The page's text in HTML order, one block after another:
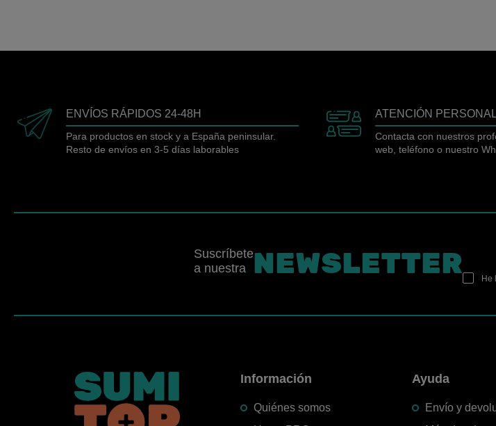
ENVÍOS RÁPIDOS 24-48H
Para productos en stock y a España peninsular.
Resto de envíos en 3-5 días laborables
ATENCIÓN
Contacta con nuestros
web, teléfono o nuestro
Suscríbete
a nuestra NEWSLETTER He
Información
Quiénes somos
Ayuda
Envío y